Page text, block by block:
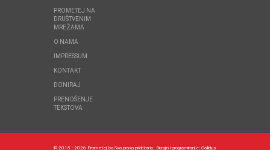
PROMETEJ NA
DRUŠTVENIM
MREŽAMA
O NAMA
IMPRESSUM
KONTAKT
DONIRAJ
PRENOŠENJE
TEKSTOVA
© 2015 - 2026 Prometej.ba Sva prava pridržana. Dizajn i programiranje: Callidus